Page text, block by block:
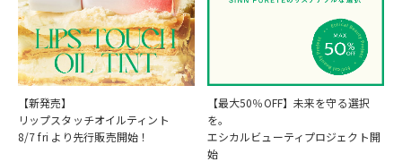
【新発売】
リップスタッチオイルティント
8/7 fri より先行販売開始！
【最大50％OFF】未来を守る選択
を。
エシカルビューティプロジェクト開
始